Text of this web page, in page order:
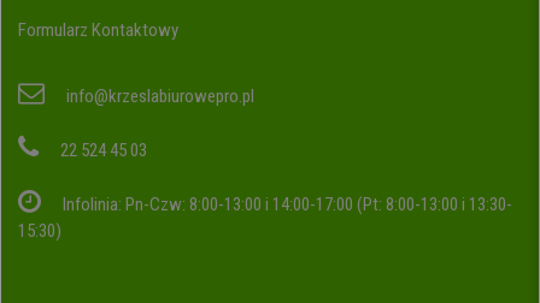
Formularz Kontaktowy
info@krzeslabiurowepro.pl
22 524 45 03
Infolinia: Pn-Czw: 8:00-13:00 i 14:00-17:00 (Pt: 8:00-13:00 i 13:30-
15:30)